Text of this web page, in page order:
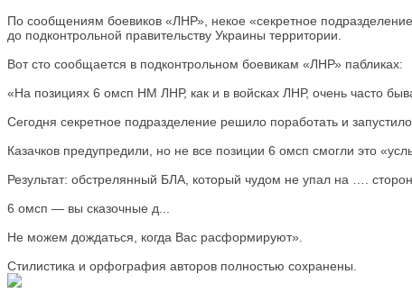
По сообщениям боевиков «ЛНР», некое «секретное
до подконтрольной правительству Украины территории.
Вот сто сообщается в подконтрольном боевикам «ЛНР» пабликах:
«На позициях 6 омсп НМ ЛНР, как и в войсках ЛНР, очень часто
Сегодня секретное подразделение решило поработать и
Казачков предупредили, но не все позиции 6 омсп смогли это
Результат: обстрелянный БЛА, который чудом не упал на ….
6 омсп — вы сказочные д...
Не можем дождаться, когда Вас расформируют».
Стилистика и орфография авторов полностью сохранены.